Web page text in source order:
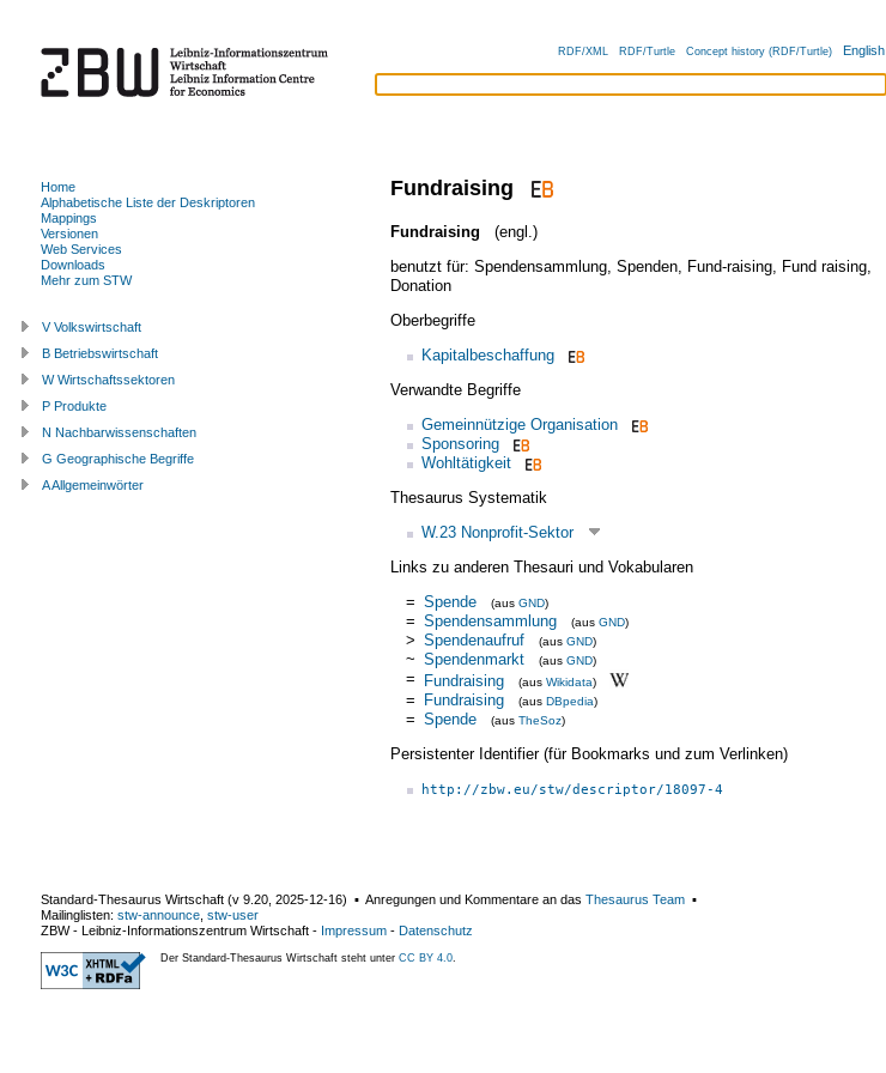
RDF/XML RDF/Turtle Concept history (RDF/Turtle) English
Fundraising
Fundraising
(engl.)
benutzt für: Spendensammlung, Spenden, Fund-raising, Fund raising,
Donation
Oberbegriffe
Kapitalbeschaffung
Verwandte Begriffe
Gemeinnützige Organisation
Sponsoring
Wohltätigkeit
Thesaurus Systematik
W.23 Nonprofit-Sektor
Links zu anderen Thesauri und Vokabularen
= Spende (aus GND)
= Spendensammlung (aus GND)
> Spendenaufruf (aus GND)
~ Spendenmarkt (aus GND)
= Fundraising (aus Wikidata)
= Fundraising (aus DBpedia)
= Spende (aus TheSoz)
Persistenter Identifier (für Bookmarks und zum Verlinken)
http://zbw.eu/stw/descriptor/18097-4
Home
Alphabetische Liste der Deskriptoren
Mappings
Versionen
Web Services
Downloads
Mehr zum STW
V Volkswirtschaft
B Betriebswirtschaft
W Wirtschaftssektoren
P Produkte
N Nachbarwissenschaften
G Geographische Begriffe
A Allgemeinwörter
Standard-Thesaurus Wirtschaft (v 9.20 2025-12-16) ▪ Anregungen und Kommentare an das Thesaurus Team ▪
Mailinglisten: stw-announce stw-user
ZBW - Leibniz-Informationszentrum Wirtschaft - Impressum - Datenschutz
Der Standard-Thesaurus Wirtschaft steht unter CC BY 4.0